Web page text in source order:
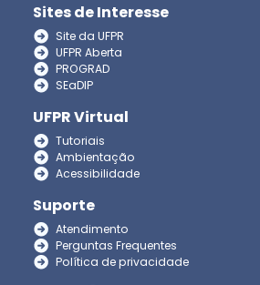
Sites de Interesse
Site da UFPR
UFPR Aberta
PROGRAD
SEaDIP
UFPR Virtual
Tutoriais
Ambientação
Acessibilidade
Suporte
Atendimento
Perguntas Frequentes
Política de privacidade